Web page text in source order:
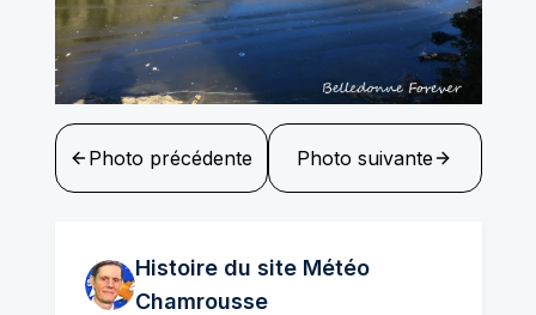
Photo précédente Photo suivante
Histoire du site Météo
Chamrousse